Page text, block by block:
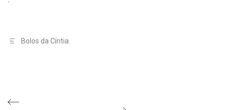
Bolos da Cíntia
Navegação